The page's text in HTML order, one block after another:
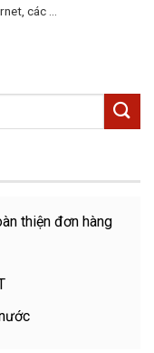
các ...
thiện đơn hàng